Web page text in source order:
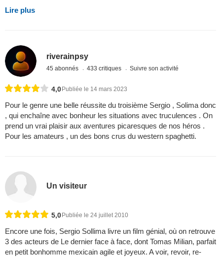
Lire plus
riverainpsy
45 abonnés 433 critiques Suivre son activité
4,0Publiée le 14 mars 2023
Pour le genre une belle réussite du troisième Sergio , Solima donc
, qui enchaîne avec bonheur les situations avec truculences . On
prend un vrai plaisir aux aventures picaresques de nos héros .
Pour les amateurs , un des bons crus du western spaghetti.
Un visiteur
5,0 Publiée le 24 juillet 2010
Encore une fois, Sergio Sollima livre un film génial, où on retrouve
3 des acteurs de Le dernier face à face, dont Tomas Milian, parfait
en petit bonhomme mexicain agile et joyeux. A voir, revoir, re-